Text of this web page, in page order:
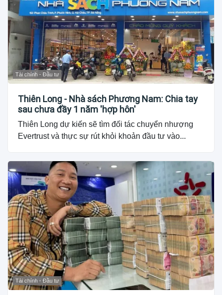
Tài chính - Đầu tư
Thiên Long - Nhà sách Phương Nam: Chia tay
sau chưa đầy 1 năm 'hợp hôn'
Thiên Long dự kiến sẽ tìm đối tác chuyển nhượng
Evertrust và thực sự rút khỏi khoản đầu tư vào...
Tài chính - Đầu tư